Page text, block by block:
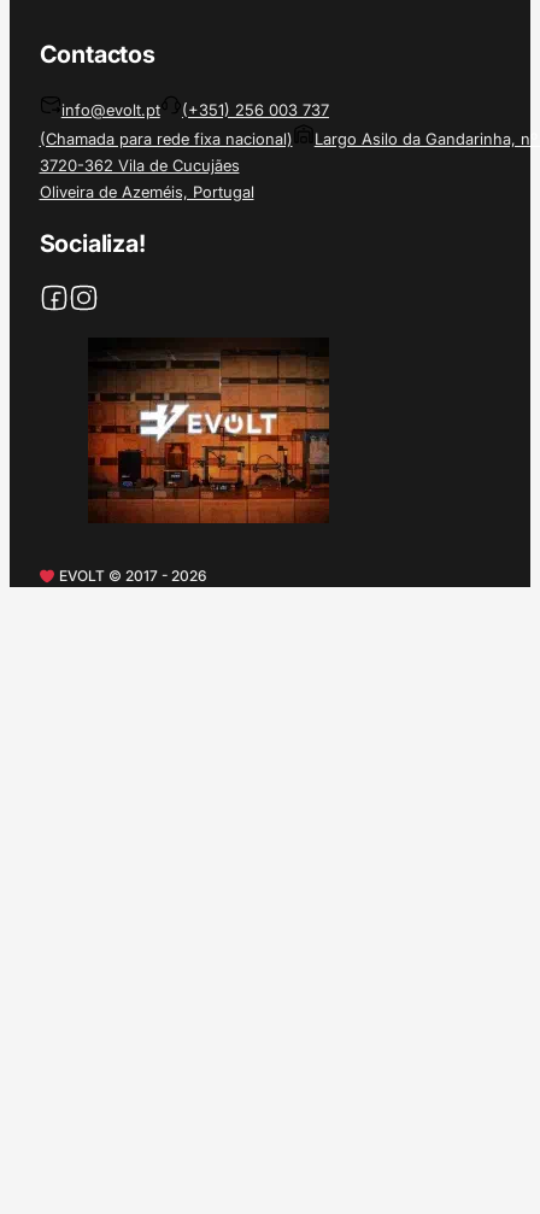
Contactos
info@evolt.pt
(+351) 256 003 737
(Chamada para rede fixa nacional)
Largo Asilo da Gandarinha, nº
3720-362 Vila de Cucujães
Oliveira de Azeméis, Portugal
Socializa!
EVOLT © 2017 - 2026